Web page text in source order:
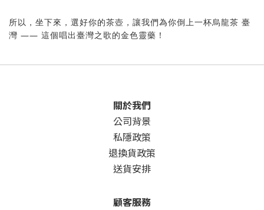
所以，坐下來， 選好你的茶壺，讓我們為你倒上一杯烏龍茶 臺
灣 —— 這個唱出臺灣之歌 的金色靈藥 ！
關於我們
公司背景
私隱政策
退換貨政策
送貨安排
顧客服務